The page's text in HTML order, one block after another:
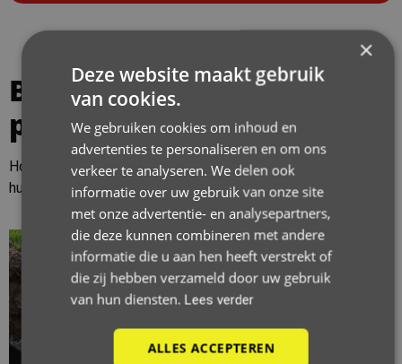
Beerput of een septische
put: wat is het verschil?
Hoewel beide types “putten” zijn die afvalwater opvangen, is
hun
werking, inhoud en aansluiting totaal verschillend
×
Deze website maakt gebruik
van cookies.
We gebruiken cookies om inhoud en
advertenties te personaliseren en om ons
verkeer te analyseren. We delen ook
informatie over uw gebruik van onze site
met onze advertentie- en analysepartners,
die deze kunnen combineren met andere
informatie die u aan hen heeft verstrekt of
die zij hebben verzameld door uw gebruik
van hun diensten. Lees verder
ALLES ACCEPTEREN